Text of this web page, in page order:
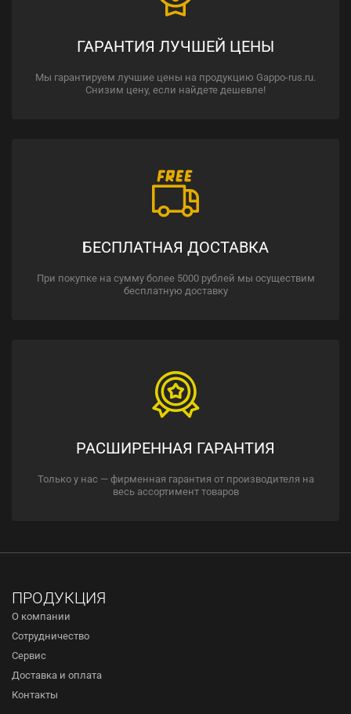
ГАРАНТИЯ ЛУЧШЕЙ ЦЕНЫ
Мы гарантируем лучшие цены на продукцию Gappo-rus.ru.
Снизим цену, если найдете дешевле!
БЕСПЛАТНАЯ ДОСТАВКА
При покупке на сумму более 5000 рублей мы осуществим
бесплатную доставку
РАСШИРЕННАЯ ГАРАНТИЯ
Только у нас — фирменная гарантия от производителя на
весь ассортимент товаров
ПРОДУКЦИЯ
О компании
Сотрудничество
Сервис
Доставка и оплата
Контакты